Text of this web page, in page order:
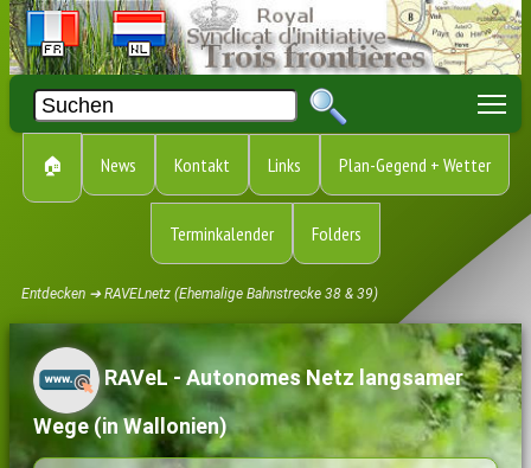
🏠 News Kontakt Links Plan-Gegend + Wetter
Terminkalender Folders
Entdecken ➔ RAVELnetz (Ehemalige Bahnstrecke 38 & 39)
RAVeL - Autonomes Netz langsamer
Wege (in Wallonien)